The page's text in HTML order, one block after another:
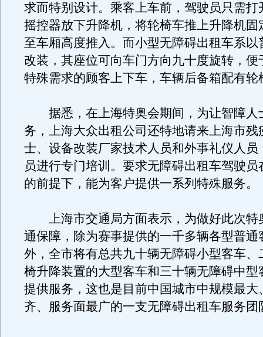
求而特别设计。乘客上车前，驾驶员只需打
摇控器放下升降机，将轮椅车推上升降机固
至车厢高度推入。而小型无障碍出租车系以
改装，其座位可向车门方向九十度旋转，便
特殊需求的顾客上下车，车辆后备箱配有轮
据悉，在上海特奥会期间，为让智障人
务，上海大众出租公司还特地请来上海市残
士、设备改装厂家技术人员和外事礼仪人员
员进行专门培训。要求无障碍出租车驾驶员
的前提下，能为客户提供一系列特殊服务。
上海市交通局方面表示，为做好此次特
通保障，除为赛事提供的一千多辆各型普通
外，全市将有总共九十辆无障碍小型客车、
椅升降装置的大型客车和三十辆无障碍中型
提供服务，这也是目前中国城市中规模最大
齐、服务面最广的一支无障碍出租车服务团